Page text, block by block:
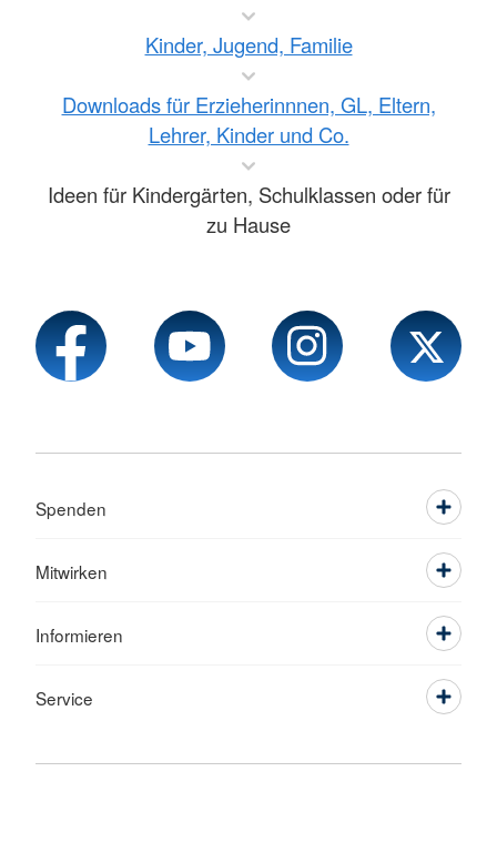
Kinder, Jugend, Familie
Downloads für Erzieherinnnen, GL, Eltern,
Lehrer, Kinder und Co.
Ideen für Kindergärten, Schulklassen oder für
zu Hause
Spenden
Mitwirken
Informieren
Service